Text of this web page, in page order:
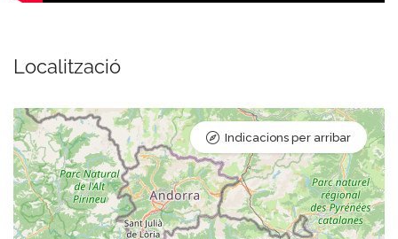
Localització
Indicacions per arribar